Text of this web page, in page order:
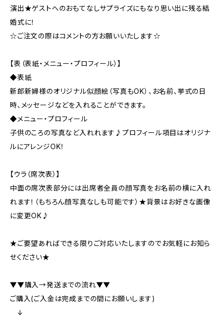
演出★ゲストへのおもてなしサプライズにもなり思い出に残る結
婚式に！
☆ご注文の際はコメントの方お願いいたします☆
【表（表紙・メニュー・プロフィール）】
◆表紙
新郎新婦様のオリジナル似顔絵（写真もOK）、お名前、挙式の日
時、メッセージなどを入れることができます。
◆メニュー・プロフィール
子供のころの写真など入れれます♪プロフィール項目はオリジナ
ルにアレンジOK！
【ウラ（席次表）】
中面の席次表部分には出席者全員の顔写真をお名前の横に入れ
れます！（もちろん顔写真なしも可能です）★背景はお好きな画像
に変更OK♪
★ご要望あればできる限りご対応いたしますのでお気軽にお知ら
せください★
▼▼購入→発送までの流れ▼▼
ご購入(ご入金は完成までの間にお願いします)
↓